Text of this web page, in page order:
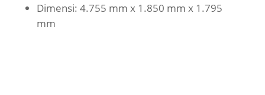
Dimensi: 4.755 mm x 1.850 mm x 1.795
mm